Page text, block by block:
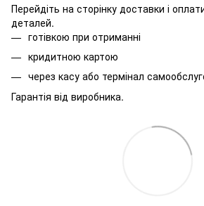
Перейдіть на сторінку доставки і
деталей.
готівкою при отриманні
кридитною картою
через касу або термінал
Гарантія від виробника.